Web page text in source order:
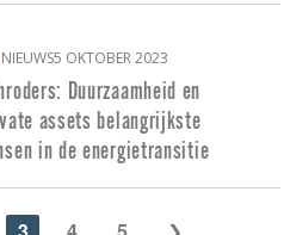
NIEUWS5 OKTOBER 2023
Duurzaamheid en
assets belangrijkste
in de energietransitie